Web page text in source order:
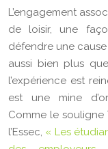
L’engagement
de loisir, une
défendre une cause
aussi bien plus
l’expérience est
est une mine
Comme le
l’Essec, « Les